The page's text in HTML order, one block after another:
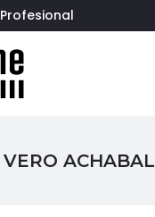
ACHABAL